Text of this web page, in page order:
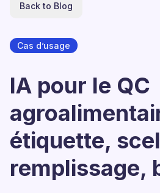
Back to Blog
Cas d’usage
IA pour le QC
étiquette,
remplissage,